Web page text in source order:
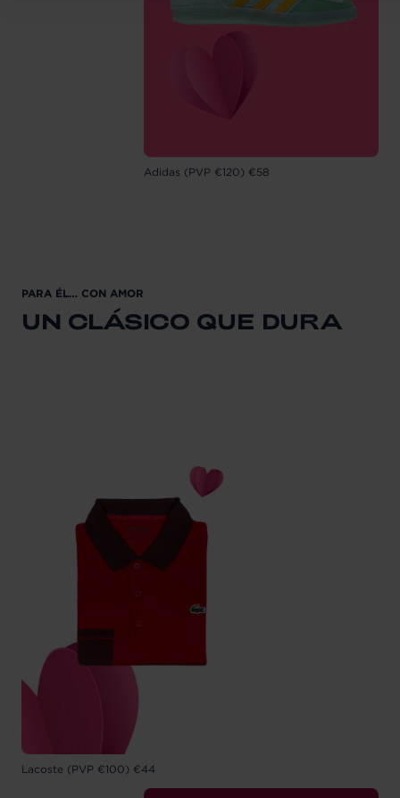
Adidas (PVP €120) €58
PARA ÉL… CON AMOR
UN CLÁSICO QUE DURA
Lacoste (PVP €100) €44